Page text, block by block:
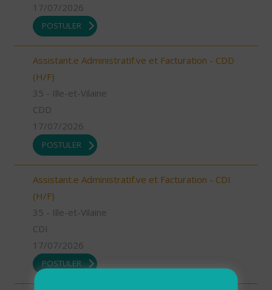
17/07/2026
POSTULER
Assistant.e Administratif.ve et Facturation - CDD
(H/F)
35 - Ille-et-Vilaine
CDD
17/07/2026
POSTULER
Assistant.e Administratif.ve et Facturation - CDI
(H/F)
35 - Ille-et-Vilaine
CDI
17/07/2026
POSTULER